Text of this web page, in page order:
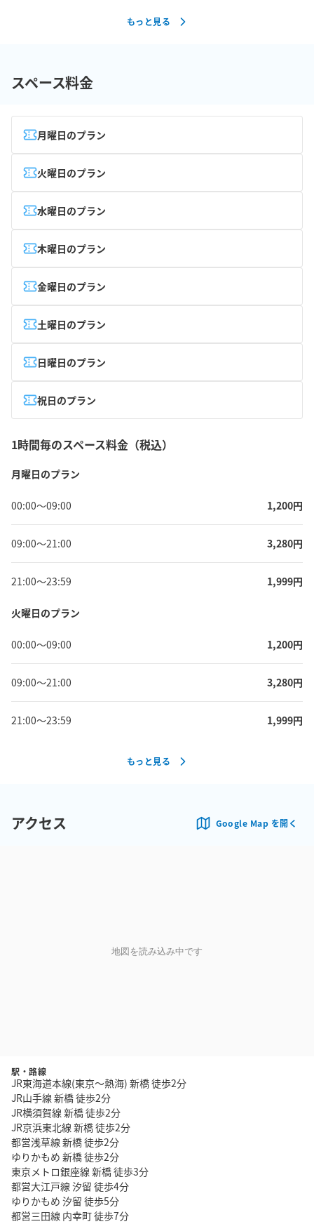
もっと見る
スペース料金
月曜日のプラン
火曜日のプラン
水曜日のプラン
木曜日のプラン
金曜日のプラン
土曜日のプラン
日曜日のプラン
祝日のプラン
1時間毎のスペース料金（税込）
月曜日のプラン
00:00〜09:00 1,200円
09:00〜21:00 3,280円
21:00〜23:59 1,999円
火曜日のプラン
00:00〜09:00 1,200円
09:00〜21:00 3,280円
21:00〜23:59 1,999円
もっと見る
アクセス Google Map を開く
地図を読み込み中です
駅・路線
JR東海道本線(東京～熱海) 新橋 徒歩2分
JR山手線 新橋 徒歩2分
JR横須賀線 新橋 徒歩2分
JR京浜東北線 新橋 徒歩2分
都営浅草線 新橋 徒歩2分
ゆりかもめ 新橋 徒歩2分
東京メトロ銀座線 新橋 徒歩3分
都営大江戸線 汐留 徒歩4分
ゆりかもめ 汐留 徒歩5分
都営三田線 内幸町 徒歩7分